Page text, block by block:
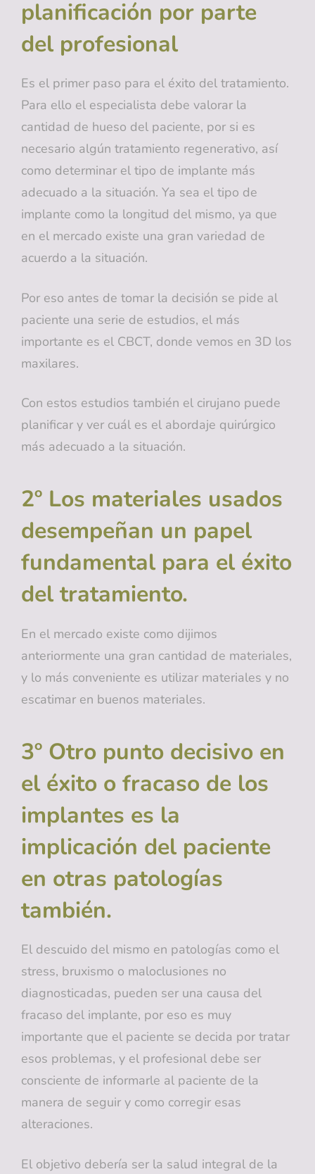
planificación por parte
del profesional
Es el primer paso para el éxito del tratamiento.
Para ello el especialista debe valorar la
cantidad de hueso del paciente, por si es
necesario algún tratamiento regenerativo, así
como determinar el tipo de implante más
adecuado a la situación. Ya sea el tipo de
implante como la longitud del mismo, ya que
en el mercado existe una gran variedad de
acuerdo a la situación.
Por eso antes de tomar la decisión se pide al
paciente una serie de estudios, el más
importante es el CBCT, donde vemos en 3D los
maxilares.
Con estos estudios también el cirujano puede
planificar y ver cuál es el abordaje quirúrgico
más adecuado a la situación.
2º Los materiales usados
desempeñan un papel
fundamental para el éxito
del tratamiento.
En el mercado existe como dijimos
anteriormente una gran cantidad de materiales,
y lo más conveniente es utilizar materiales y no
escatimar en buenos materiales.
3º Otro punto decisivo en
el éxito o fracaso de los
implantes es la
implicación del paciente
en otras patologías
también.
El descuido del mismo en patologías como el
stress, bruxismo o maloclusiones no
diagnosticadas, pueden ser una causa del
fracaso del implante, por eso es muy
importante que el paciente se decida por tratar
esos problemas, y el profesional debe ser
consciente de informarle al paciente de la
manera de seguir y como corregir esas
alteraciones.
El objetivo debería ser la salud integral de la